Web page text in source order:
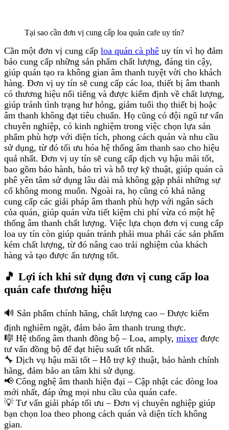
Tại sao cần đơn vị cung cấp loa quán cafe uy tín?
Cần một đơn vị cung cấp loa quán cà phê uy tín vì họ đảm
bảo cung cấp những sản phẩm chất lượng, đáng tin cậy,
giúp quán tạo ra không gian âm thanh tuyệt vời cho khách
hàng. Đơn vị uy tín sẽ cung cấp các loa, thiết bị âm thanh
có thương hiệu nổi tiếng và được kiểm định về chất lượng,
giúp tránh tình trạng hư hỏng, giảm tuổi thọ thiết bị hoặc
âm thanh không đạt tiêu chuẩn. Họ cũng có đội ngũ tư vấn
chuyên nghiệp, có kinh nghiệm trong việc chọn lựa sản
phẩm phù hợp với diện tích, phong cách quán và nhu cầu
sử dụng, từ đó tối ưu hóa hệ thống âm thanh sao cho hiệu
quả nhất. Đơn vị uy tín sẽ cung cấp dịch vụ hậu mãi tốt,
bao gồm bảo hành, bảo trì và hỗ trợ kỹ thuật, giúp quán cà
phê yên tâm sử dụng lâu dài mà không gặp phải những sự
cố không mong muốn. Ngoài ra, họ cũng có khả năng
cung cấp các giải pháp âm thanh phù hợp với ngân sách
của quán, giúp quán vừa tiết kiệm chi phí vừa có một hệ
thống âm thanh chất lượng. Việc lựa chọn đơn vị cung cấp
loa uy tín còn giúp quán tránh phải mua phải các sản phẩm
kém chất lượng, từ đó nâng cao trải nghiệm của khách
hàng và tạo được ấn tượng tốt.
🎵 Lợi ích khi sử dụng đơn vị cung cấp loa
quán cafe thương hiệu
🔊 Sản phẩm chính hãng, chất lượng cao – Được kiểm
định nghiêm ngặt, đảm bảo âm thanh trung thực.
🎼 Hệ thống âm thanh đồng bộ – Loa, amply, mixer được
tư vấn đồng bộ để đạt hiệu suất tốt nhất.
🔧 Dịch vụ hậu mãi tốt – Hỗ trợ kỹ thuật, bảo hành chính
hãng, đảm bảo an tâm khi sử dụng.
📢 Công nghệ âm thanh hiện đại – Cập nhật các dòng loa
mới nhất, đáp ứng mọi nhu cầu của quán cafe.
💡 Tư vấn giải pháp tối ưu – Đơn vị chuyên nghiệp giúp
bạn chọn loa theo phong cách quán và diện tích không
gian.